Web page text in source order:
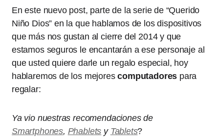
En este nuevo post, parte de la serie de “Querido
Niño Dios” en la que hablamos de los dispositivos
que más nos gustan al cierre del 2014 y que
estamos seguros le encantarán a ese personaje al
que usted quiere darle un regalo especial, hoy
hablaremos de los mejorescomputadores para
regalar:
Ya vio nuestras recomendaciones de
Smartphones, Phablets y Tablets?